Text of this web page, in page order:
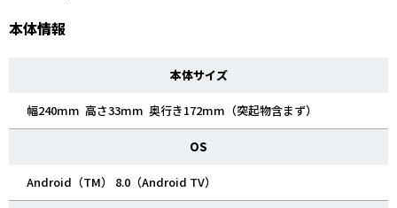
本体情報
本体サイズ
幅240mm 高さ33mm 奥行き172mm（突起物含まず）
OS
Android（TM） 8.0（Android TV）